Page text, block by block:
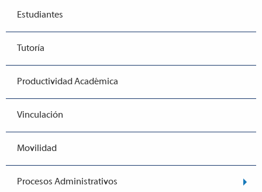
Estudiantes
Tutoría
Productividad Académica
Vinculación
Movilidad
Procesos Administrativos